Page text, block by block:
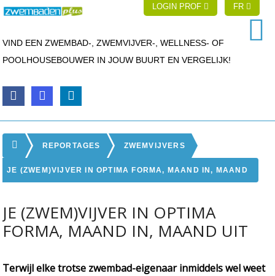
LOGIN PROF FR
VIND EEN ZWEMBAD-, ZWEMVIJVER-, WELLNESS- OF
POOLHOUSEBOUWER IN JOUW BUURT EN VERGELIJK!
REPORTAGES ZWEMVIJVERS
JE (ZWEM)VIJVER IN OPTIMA FORMA, MAAND IN, MAAND
JE (ZWEM)VIJVER IN OPTIMA
FORMA, MAAND IN, MAAND UIT
Terwijl elke trotse zwembad-eigenaar inmiddels wel weet